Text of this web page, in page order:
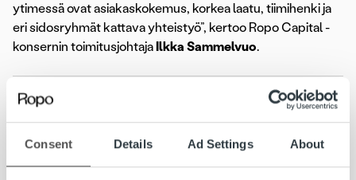
Consent Details Ad Settings About
ytimessä ovat asiakaskokemus, korkea laatu, tiimihenki ja
eri sidosryhmät kattava yhteistyö”, kertoo Ropo Capital -
konsernin toimitusjohtaja Ilkka Sammelvuo.
Ropo Capital on johtava laskun elinkaari- ja
koko laskun elinkaaren hallinnan laskujen välityksestä
reskontran hoitoon, saatavien hallintaan ja rahoitukseen.